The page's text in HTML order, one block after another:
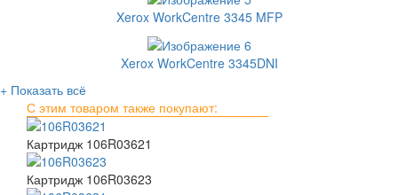
Xerox WorkCentre 3345 MFP
Xerox WorkCentre 3345DNI
+ Показать всё
С этим товаром также покупают:
Картридж 106R03621
Картридж 106R03623